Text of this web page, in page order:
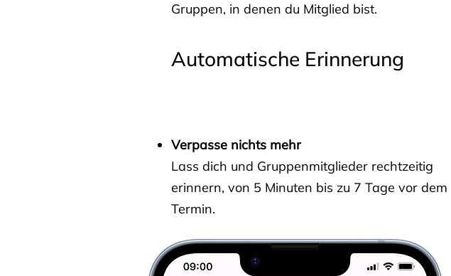
Gruppen, in denen du Mitglied bist.
Automatische Erinnerung
Verpasse nichts mehr
Lass dich und Gruppenmitglieder rechtzeitig
erinnern, von 5 Minuten bis zu 7 Tage vor dem
Termin.